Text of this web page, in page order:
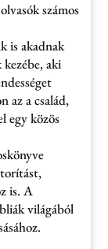
számos
is akadnak
aki
az a család,
egy közös
is. A
világából